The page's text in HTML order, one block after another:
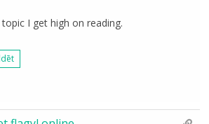
I get high on reading.